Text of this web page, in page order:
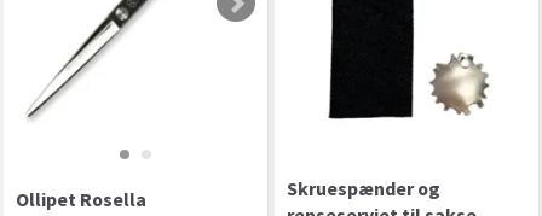
Ollipet Rosella
Skruespænder og